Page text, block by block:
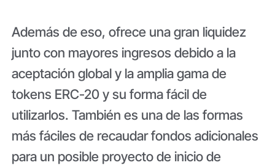
Además de eso, ofrece una gran liquidez
junto con mayores ingresos debido a la
aceptación global y la amplia gama de
tokens ERC-20 y su forma fácil de
utilizarlos. También es una de las formas
más fáciles de recaudar fondos adicionales
para un posible proyecto de inicio de